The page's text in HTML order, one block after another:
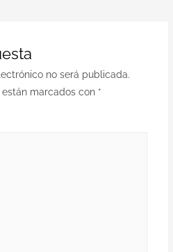
no será publicada.
están marcados con *